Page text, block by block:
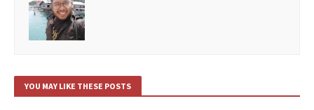
YOU MAY LIKE THESE POSTS